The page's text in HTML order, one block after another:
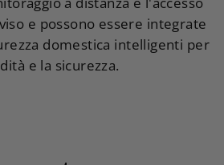
e possono essere integrate
domestica intelligenti per
e la sicurezza.